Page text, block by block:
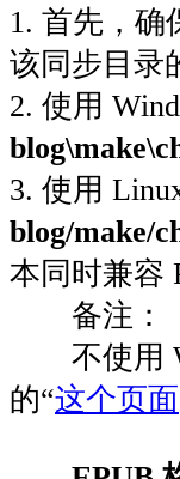
1. 首先，确
该同步目录
2. 使用
3. 使用
blog/make/
本同时兼容
备注：
不使用
的“这个页面